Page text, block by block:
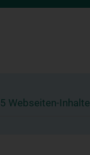
Webseiten-Inhalte